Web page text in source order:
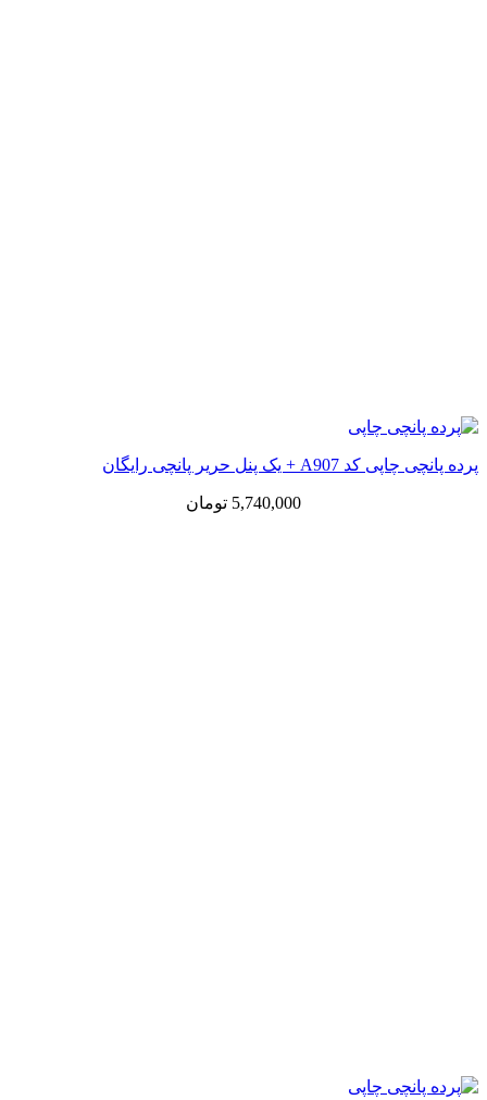
پرده پانچی چاپی کد A907 + یک پنل حریر پانچی رایگان
5,740,000 تومان